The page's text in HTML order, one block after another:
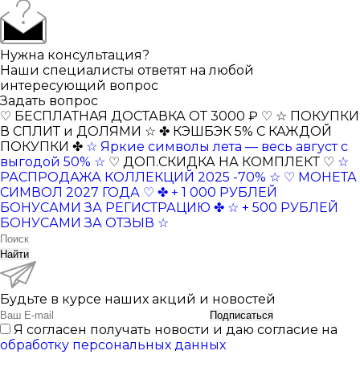
Нужна консультация?
Наши специалисты ответят на любой
интересующий вопрос
Задать вопрос
♡ БЕСПЛАТНАЯ ДОСТАВКА ОТ 3000 ₽ ♡ ☆ ПОКУПКИ
В СПЛИТ и ДОЛЯМИ ☆ ✤ КЭШБЭК 5% С КАЖДОЙ
ПОКУПКИ ✤ ☆ Яркие символы лета — весь август с
выгодой 50% ☆ ♡ ДОП.СКИДКА НА КОМПЛЕКТ ♡ ☆
РАСПРОДАЖА КОЛЛЕКЦИЙ 2025 -70% ☆ ♡ МОНЕТА
СИМВОЛ 2027 ГОДА ♡ ✤ + 1 000 РУБЛЕЙ
БОНУСАМИ ЗА РЕГИСТРАЦИЮ ✤ ☆ + 500 РУБЛЕЙ
БОНУСАМИ ЗА ОТЗЫВ ☆
Найти
Будьте в курсе наших акций и новостей
Подписаться
Я согласен получать новости и даю согласие на
обработку персональных данных